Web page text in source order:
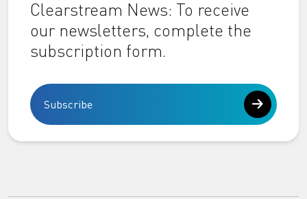
Clearstream News: To receive
our newsletters, complete the
subscription form.
Subscribe